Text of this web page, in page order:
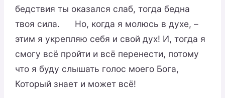
бедствия ты оказался слаб, тогда бедна
твоя сила. Но, когда я молюсь в духе, –
этим я укрепляю себя и свой дух! И, тогда я
смогу всё пройти и всё перенести, потому
что я буду слышать голос моего Бога,
Который знает и может всё!